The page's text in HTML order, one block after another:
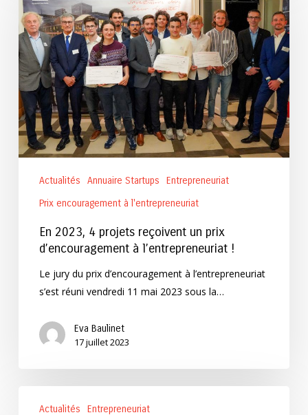
4
projets
reçoivent
un
prix
d’encouragement
à
l’entrepreneuriat
Actualités Annuaire Startups
Entrepreneuriat
Prix encouragement à l'entrepreneuriat
En 2023, 4 projets reçoivent un prix
d’encouragement à l’entrepreneuriat !
Le jury du prix d’encouragement à l’entrepreneuriat
s’est réuni vendredi 11 mai 2023 sous la…
Eva Baulinet
17 juillet 2023
pensez-Actualités Entrepreneuriat